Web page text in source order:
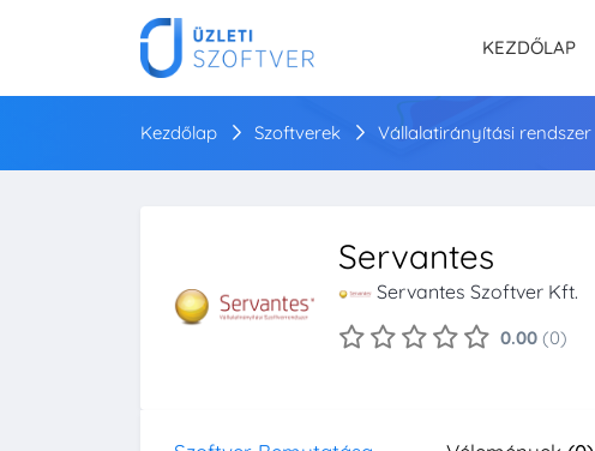
KEZDŐLAP
Kezdőlap Szoftverek Vállalatirányítási rendszer
Servantes
Servantes Szoftver Kft.
0.00 (0)